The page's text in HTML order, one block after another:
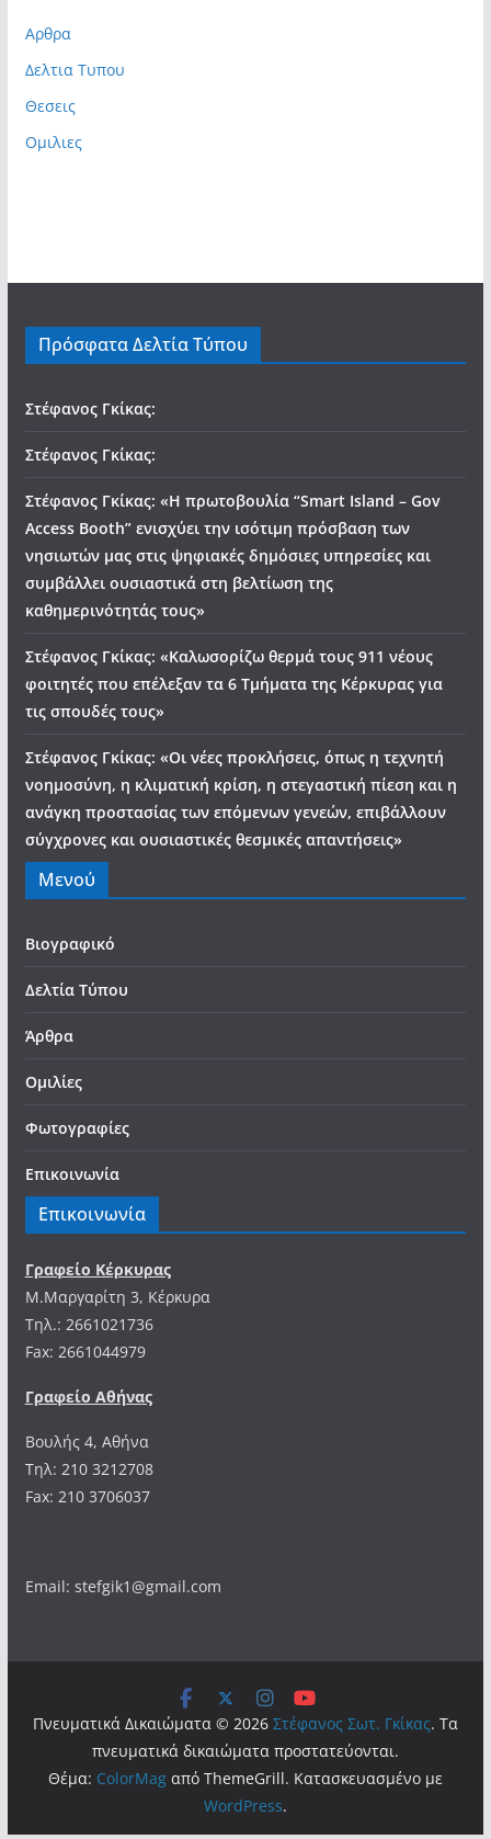
Αρθρα
Δελτια Τυπου
Θεσεις
Ομιλιες
Πρόσφατα Δελτία Τύπου
Στέφανος Γκίκας:
Στέφανος Γκίκας:
Στέφανος Γκίκας: «Η πρωτοβουλία “Smart Island – Gov
Access Booth” ενισχύει την ισότιμη πρόσβαση των
νησιωτών μας στις ψηφιακές δημόσιες υπηρεσίες και
συμβάλλει ουσιαστικά στη βελτίωση της
καθημερινότητάς τους»
Στέφανος Γκίκας: «Καλωσορίζω θερμά τους 911 νέους
φοιτητές που επέλεξαν τα 6 Τμήματα της Κέρκυρας για
τις σπουδές τους»
Στέφανος Γκίκας: «Οι νέες προκλήσεις, όπως η τεχνητή
νοημοσύνη, η κλιματική κρίση, η στεγαστική πίεση και η
ανάγκη προστασίας των επόμενων γενεών, επιβάλλουν
σύγχρονες και ουσιαστικές θεσμικές απαντήσεις»
Μενού
Βιογραφικό
Δελτία Τύπου
Άρθρα
Ομιλίες
Φωτογραφίες
Επικοινωνία
Επικοινωνία
Γραφείο Κέρκυρας
Μ.Μαργαρίτη 3, Κέρκυρα
Tηλ.: 2661021736
Fax: 2661044979
Γραφείο Αθήνας
Βουλής 4, Αθήνα
Τηλ: 210 3212708
Fax: 210 3706037
Email: stefgik1@gmail.com
Πνευματικά Δικαιώματα © 2026 Στέφανος Σωτ. Γκίκας. Τα
πνευματικά δικαιώματα προστατεύονται.
Θέμα: ColorMagαπό ThemeGrill. Κατασκευασμένο με
WordPress.